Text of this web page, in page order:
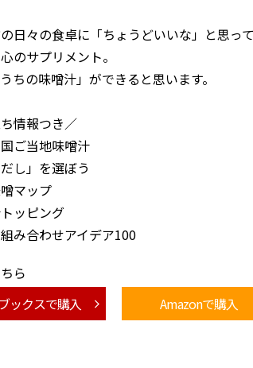
日々の食卓に「ちょうどいいな」と思っ
のサプリメント。
ちの味噌汁」ができると思います。
情報つき／
ご当地味噌汁
し」を選ぼう
マップ
ッピング
み合わせアイデア100
ら
ックスで購入
Amazonで購入